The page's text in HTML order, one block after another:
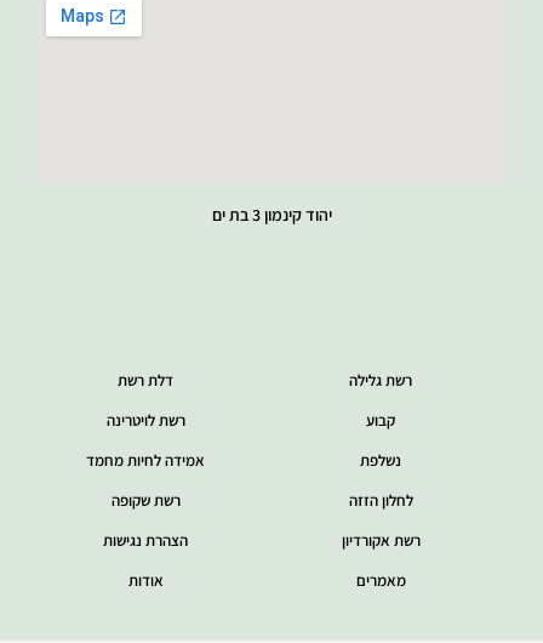
יהוד קינמון 3 בת ים
רשת גלילה
קבוע
נשלפת
לחלון הזזה
רשת אקורדיון
מאמרים
דלת רשת
רשת לויטרינה
אמידה לחיות מחמד
רשת שקופה
הצהרת נגישות
אודות